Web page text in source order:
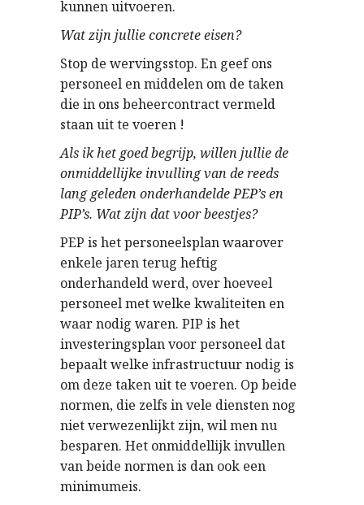
kunnen uitvoeren.
Wat zijn jullie concrete eisen?
Stop de wervingsstop. En geef ons
personeel en middelen om de taken
die in ons beheercontract vermeld
staan uit te voeren !
Als ik het goed begrijp, willen jullie de
onmiddellijke invulling van de reeds
lang geleden onderhandelde PEP’s en
PIP’s. Wat zijn dat voor beestjes?
PEP is het personeelsplan waarover
enkele jaren terug heftig
onderhandeld werd, over hoeveel
personeel met welke kwaliteiten en
waar nodig waren. PIP is het
investeringsplan voor personeel dat
bepaalt welke infrastructuur nodig is
om deze taken uit te voeren. Op beide
normen, die zelfs in vele diensten nog
niet verwezenlijkt zijn, wil men nu
besparen. Het onmiddellijk invullen
van beide normen is dan ook een
minimumeis.